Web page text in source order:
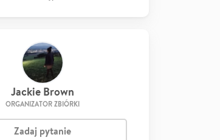
Jackie Brown
ORGANIZATOR ZBIÓRKI
Zadaj pytanie